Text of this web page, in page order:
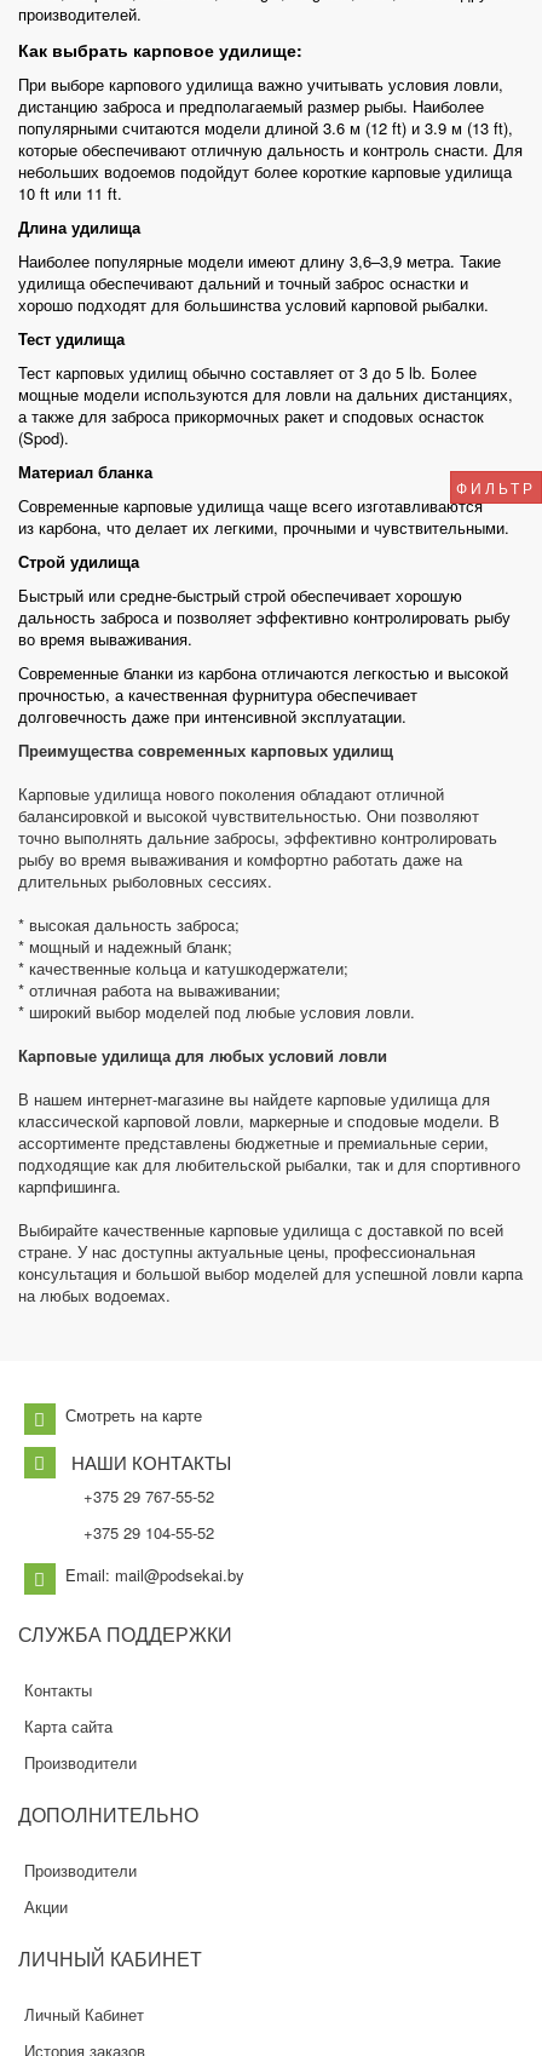
ФИЛЬТР
производителей.
Как выбрать карповое удилище:
При выборе карпового удилища важно учитывать условия ловли,
дистанцию заброса и предполагаемый размер рыбы. Наиболее
популярными считаются модели длиной 3.6 м (12 ft) и 3.9 м (13 ft),
которые обеспечивают отличную дальность и контроль снасти. Для
небольших водоемов подойдут более короткие карповые удилища
10 ft или 11 ft.
Длина удилища
Наиболее популярные модели имеют длину 3,6–3,9 метра. Такие
удилища обеспечивают дальний и точный заброс оснастки и
хорошо подходят для большинства условий карповой рыбалки.
Тест удилища
Тест карповых удилищ обычно составляет от 3 до 5 lb. Более
мощные модели используются для ловли на дальних дистанциях,
а также для заброса прикормочных ракет и сподовых оснасток
(Spod).
Материал бланка
Современные карповые удилища чаще всего изготавливаются
из карбона, что делает их легкими, прочными и чувствительными.
Строй удилища
Быстрый или средне-быстрый строй обеспечивает хорошую
дальность заброса и позволяет эффективно контролировать рыбу
во время вываживания.
Современные бланки из карбона отличаются легкостью и высокой
прочностью, а качественная фурнитура обеспечивает
долговечность даже при интенсивной эксплуатации.
Преимущества современных карповых удилищ
Карповые удилища нового поколения обладают отличной
балансировкой и высокой чувствительностью. Они позволяют
точно выполнять дальние забросы, эффективно контролировать
рыбу во время вываживания и комфортно работать даже на
длительных рыболовных сессиях.
* высокая дальность заброса;
* мощный и надежный бланк;
* качественные кольца и катушкодержатели;
* отличная работа на вываживании;
* широкий выбор моделей под любые условия ловли.
Карповые удилища для любых условий ловли
В нашем интернет-магазине вы найдете карповые удилища для
классической карповой ловли, маркерные и сподовые модели. В
ассортименте представлены бюджетные и премиальные серии,
подходящие как для любительской рыбалки, так и для спортивного
карпфишинга.
Выбирайте качественные карповые удилища с доставкой по всей
стране. У нас доступны актуальные цены, профессиональная
консультация и большой выбор моделей для успешной ловли карпа
на любых водоемах.
Смотреть на карте
НАШИ КОНТАКТЫ
+375 29 767-55-52
+375 29 104-55-52
Email: mail@podsekai.by
СЛУЖБА ПОДДЕРЖКИ
Контакты
Карта сайта
Производители
ДОПОЛНИТЕЛЬНО
Производители
Акции
ЛИЧНЫЙ КАБИНЕТ
Личный Кабинет
История заказов